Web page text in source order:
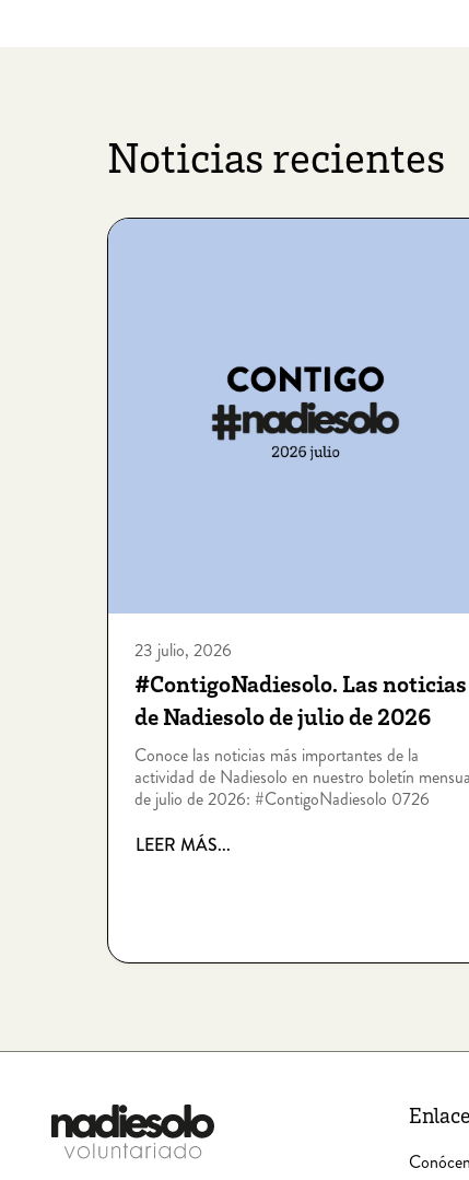
Noticias recientes
23 julio, 2026
#ContigoNadiesolo. Las noticias
de Nadiesolo de julio de 2026
Conoce las noticias más importantes de la
actividad de Nadiesolo en nuestro boletín mensual
de julio de 2026: #ContigoNadiesolo 0726
LEER MÁS...